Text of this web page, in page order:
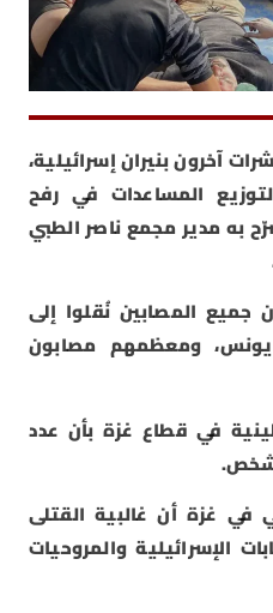
آخرون بنيران إسرائيلية،
المساعدات في رفح
به مدير مجمع ناصر الطبي
المصابين نُقلوا إلى
ومعظمهم مصابون
في قطاع غزة بأن عدد
في غزة أن غالبية القتلى
الإسرائيلية والمروحيات